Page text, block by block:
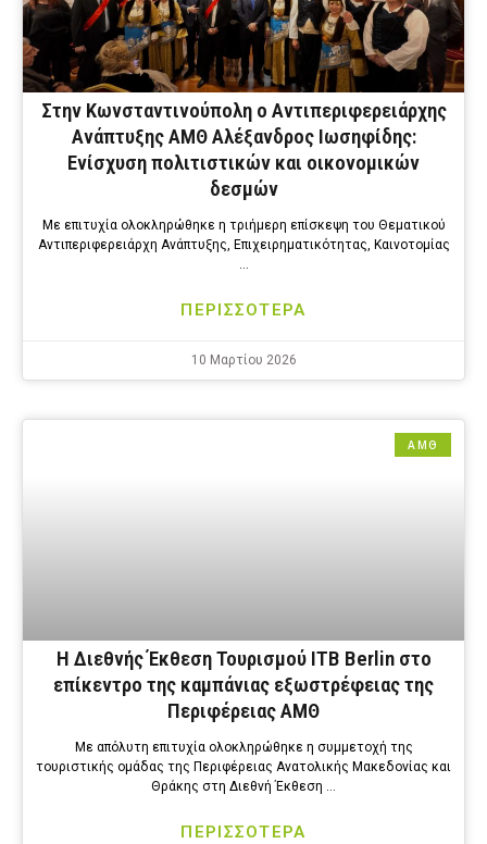
Στην Κωνσταντινούπολη ο Αντιπεριφερειάρχης
Ανάπτυξης ΑΜΘ Αλέξανδρος Ιωσηφίδης:
Ενίσχυση πολιτιστικών και οικονομικών
δεσμών
Με επιτυχία ολοκληρώθηκε η τριήμερη επίσκεψη του Θεματικού
Αντιπεριφερειάρχη Ανάπτυξης, Επιχειρηματικότητας, Καινοτομίας
…
ΠΕΡΙΣΣΟΤΕΡΑ
10 Μαρτίου 2026
ΑΜΘ
Η Διεθνής Έκθεση Τουρισμού ITB Berlin στο
επίκεντρο της καμπάνιας εξωστρέφειας της
Περιφέρειας ΑΜΘ
Με απόλυτη επιτυχία ολοκληρώθηκε η συμμετοχή της
τουριστικής ομάδας της Περιφέρειας Ανατολικής Μακεδονίας και
Θράκης στη Διεθνή Έκθεση …
ΠΕΡΙΣΣΟΤΕΡΑ